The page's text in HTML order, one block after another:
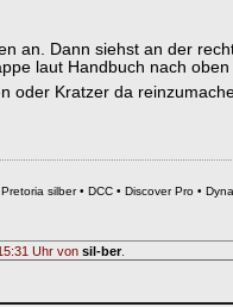
an. Dann siehst an der
laut Handbuch nach
oder Kratzer da
silber • DCC • Discover Pro •
Uhr von sil-ber.